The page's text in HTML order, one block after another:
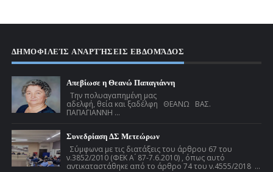
ΔΗΜΟΦΙΛΕΊΣ ΑΝΑΡΤΉΣΕΙΣ ΕΒΔΟΜΆΔΟΣ
Απεβίωσε η Θεανώ Παπαγιάννη
Την πολυαγαπημένη μας
αδελφή, θεία και ξαδέλφη ΘΕΑΝΩ ΒΑΣ.
ΠΑΠΑΓΙΑΝΝΗ ...
Συνεδρίαση ΔΣ Μετεώρων
Σύμφωνα με τις διατάξεις του άρθρου 67 του
ν.3852/2010 (ΦΕΚ Α ́ 87-7.6.2010) , όπως αυτό
αντικαταστάθηκε από το άρθρο 74 του ν.4555/2018 ...